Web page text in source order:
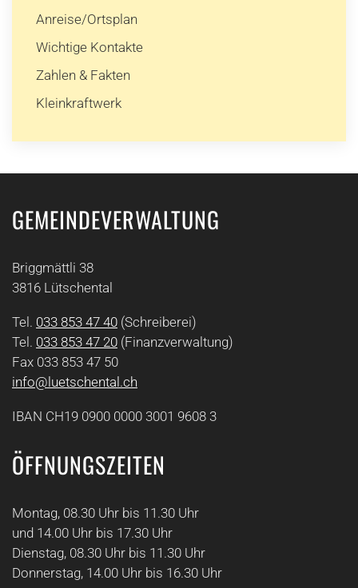
Anreise/Ortsplan
Wichtige Kontakte
Zahlen & Fakten
Kleinkraftwerk
GEMEINDEVERWALTUNG
Briggmättli 38
3816 Lütschental
Tel. 033 853 47 40 (Schreiberei)
Tel. 033 853 47 20 (Finanzverwaltung)
Fax 033 853 47 50
info@luetschental.ch
IBAN CH19 0900 0000 3001 9608 3
ÖFFNUNGSZEITEN
Montag, 08.30 Uhr bis 11.30 Uhr
und 14.00 Uhr bis 17.30 Uhr
Dienstag, 08.30 Uhr bis 11.30 Uhr
Donnerstag, 14.00 Uhr bis 16.30 Uhr